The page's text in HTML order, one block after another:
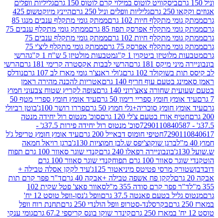
ביסקוויט לוטוס במילוי קרם לוטוס 150 גרם
גליליות וופלים
גרם
גליליות וופלים וניל 250 גרם
היינץ מיוקטשופ 425
מתקלף חיות 102 גרם
ממתק גומי מתקלף ענבים מנגו 85
מתקלף אפרסק תפוז 85 גרם
ממתק גומי מתקלף ענבים 75
מתקלף חיות 102 גרם
ממתק גומי מתקלף ענבים 75
מתקלף אפרסק 75 גרם
ממתק גומי מתקלף ליצ'י 75
ביטקוין 1 ק"ג
מטבעות מולטיזן 5 ש"ח 1 ק"ג
הרשי
מיקס 181 גרם
הרשי לבבות אקסטרה קרימי 181 גרם
הרשי
102 גרם
ג'ולי ראנצ'ר גומי מארז לב 107 גרם
נודלס
עוף חריף 140 גרם
אטריות להכנה מהירה ראמן
שחורה צאצ'רוני 140 גרם
צופה לקריץ שטוח צבעוני חמוץ
חומץ ספריי רימון 50 גרם
עיד אומץ חומץ ספריי מטף 50
חומץ סוכריה+גלי חמוץ 50 גרם
פררו רושר 100ג'
בוטן רביולי
אורז בטעם צ'לי 120 גרם
סוכ' מנטוס רול יחידה מנטה
סוכ' מנטוס רול יחידה פירות 37.5ג' -
חטיפי חומוס דבאייל 200 גרם
עיד אומץ חומץ טריפל ג'ל
ברגן שוקוצ'יפס ש.לבן חמוציות 130ג'
ברגן רויאל חמאה
בונבוניירה רפאלו 240 גרם
קנדי שוגר סאוור 100 גרם תפוח
100 גרם תפוח
קנדי שוגר סאוור 100 גרם
מרסי פטיטס מיניאטור 125ג'
עיד לקקן אסלה טבילה +
לקקן פח אשפה טבילה +אבקה 40 גרם
ד"ר פפר קרם תות
פפר קרם סודה 355 מ"ל
סאוור פאצ' פטל שקית 102
בטעם פאנטה 37.5 גרם
וופל ג'נסן-וופל טוסט 12 יח'
בקרסלנד-סטרופ וופל הולנדי 250 גרם
תחנת רוח וופל
קינדר שוקו בונס קריספי 67.2 גרם
גומי ענקי